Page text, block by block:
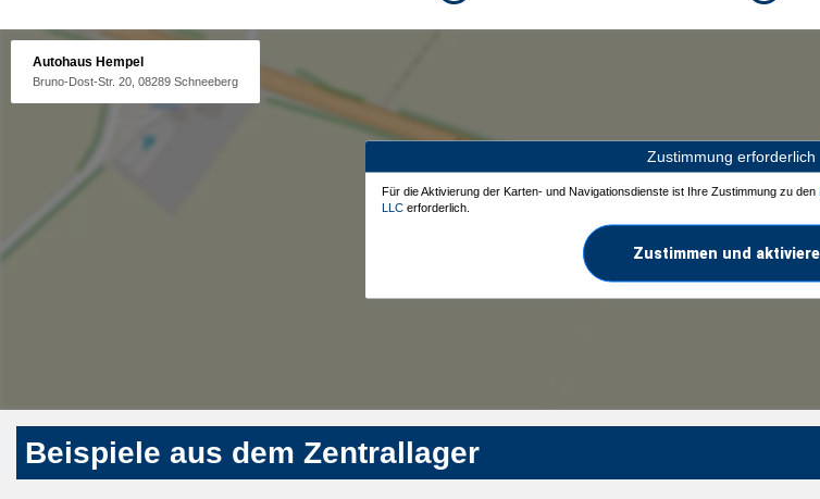
Autohaus Hempel
Bruno-Dost-Str. 20, 08289 Schneeberg
Zustimmung erforderlich
Für die Aktivierung der Karten- und Navigationsdienste ist Ihre Zustimmung zu den
LLC erforderlich.
Zustimmen und
Beispiele aus dem Zentrallager